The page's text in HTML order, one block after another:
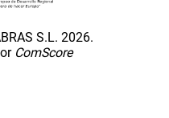
S.L. 2026.
ComScore